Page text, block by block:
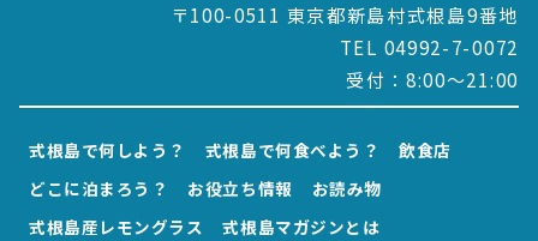
〒100-0511 東京都新島村式根島9番地
TEL 04992-7-0072
受付：8:00～21:00
式根島で何しよう？ 式根島で何食べよう？
飲食店
どこに泊まろう？
お役立ち情報
お読み物
式根島産レモングラス
式根島マガジンとは